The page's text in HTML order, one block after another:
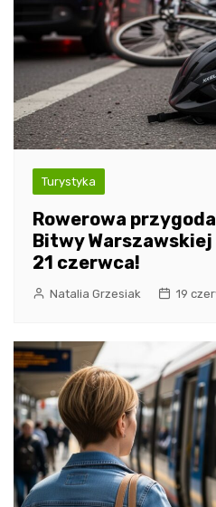
Turystyka
Rowerowa
Bitwy Warszawskiej
21 czerwca!
Natalia Grzesiak 19